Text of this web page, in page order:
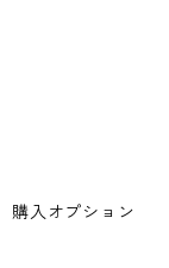
購入オプション